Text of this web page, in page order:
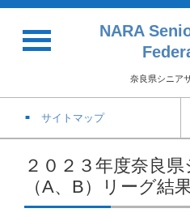
NARA
奈良県シニア
サイトマップ
２０２３年度奈良
（A、B）リーグ